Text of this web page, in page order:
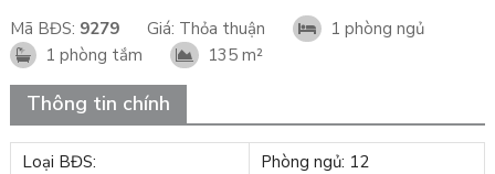
Mã BĐS: 9279 Giá: Thỏa thuận
1 phòng ngủ
1 phòng tắm
135 m²
Thông tin chính
Loại BĐS:
Phòng ngủ: 12